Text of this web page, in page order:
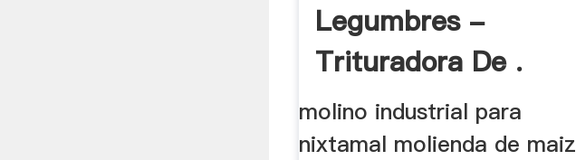
Legumbres -
Trituradora De .
molino industrial para
nixtamal molienda de maiz